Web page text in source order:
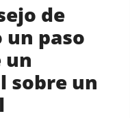
AGENCIA
sobre la agencia
contacto
de
un paso
un
sobre un